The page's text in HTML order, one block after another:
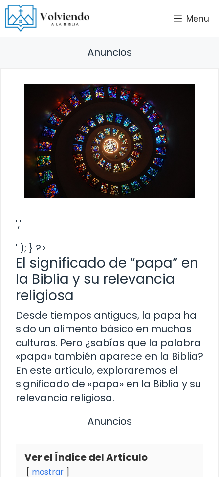
Saltar
al
contenido
Menu
Anuncios
','
' ); } ?>
El significado de “papa” en
la Biblia y su relevancia
religiosa
Desde tiempos antiguos, la papa ha
sido un alimento básico en muchas
culturas. Pero ¿sabías que la palabra
«papa» también aparece en la Biblia?
En este artículo, exploraremos el
significado de «papa» en la Biblia y su
relevancia religiosa.
Anuncios
Ver el Índice del Artículo
mostrar